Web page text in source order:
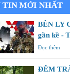
TIN MỚI NHẤT
BÊN LY
gần kề -
Đọc thêm
ĐÊM